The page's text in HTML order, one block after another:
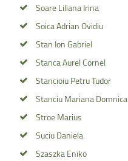
Soare Liliana Irina
Soica Adrian Ovidiu
Stan Ion Gabriel
Stanca Aurel Cornel
Stancioiu Petru Tudor
Stanciu Mariana Domnica
Stroe Marius
Suciu Daniela
Szaszka Eniko